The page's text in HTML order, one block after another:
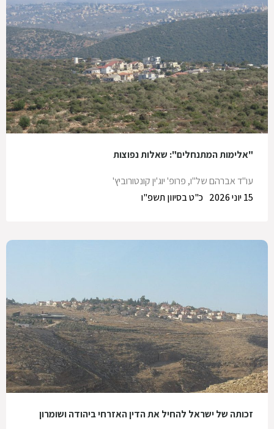
"אלימות המתנחלים": שאלות נפוצות
עו"ד אברהם של"ו, פרופ' יוג'ין קונטורוביץ'
כ"ט בסיוון תשפ"ו
15 יוני 2026
זכותה של ישראל להחיל את הדין האזרחי ביהודה ושומרון